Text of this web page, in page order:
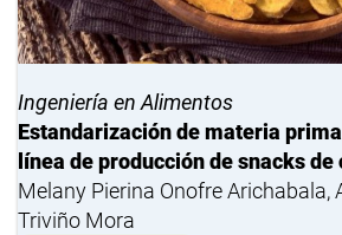
Ingeniería en Alimentos
Estandarización de materia
línea de producción de snacks
Melany Pierina Onofre Arichabala,
Triviño Mora